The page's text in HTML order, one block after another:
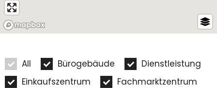
All Bürogebäude
Dienstleistung
Einkaufszentrum
Fachmarktzentrum